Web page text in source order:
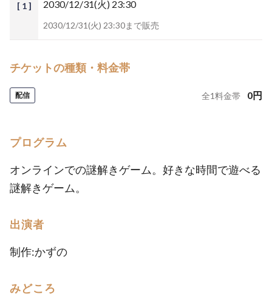
[ 1 ]
2030/12/31(火) 23:30
2030/12/31(火) 23:30まで販売
チケットの種類・料金帯
配信 全1料金帯 0円
プログラム
オンラインでの謎解きゲーム。好きな時間で遊べる
謎解きゲーム。
出演者
制作:かずの
みどころ